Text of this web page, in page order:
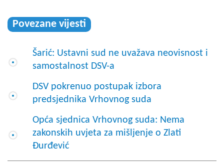
Povezane vijesti
Šarić: Ustavni sud ne uvažava neovisnost i
samostalnost DSV-a
DSV pokrenuo postupak izbora
predsjednika Vrhovnog suda
Opća sjednica Vrhovnog suda: Nema
zakonskih uvjeta za mišljenje o Zlati
Đurđević